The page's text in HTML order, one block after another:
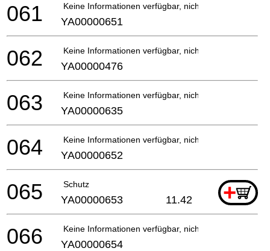
Keine Informationen verfügbar, nicht bestellbar
061 YA00000651
Keine Informationen verfügbar, nicht bestellbar
062 YA00000476
Keine Informationen verfügbar, nicht bestellbar
063 YA00000635
Keine Informationen verfügbar, nicht bestellbar
064 YA00000652
Schutz +
065 YA00000653 11.42
Keine Informationen verfügbar, nicht bestellbar
066 YA00000654